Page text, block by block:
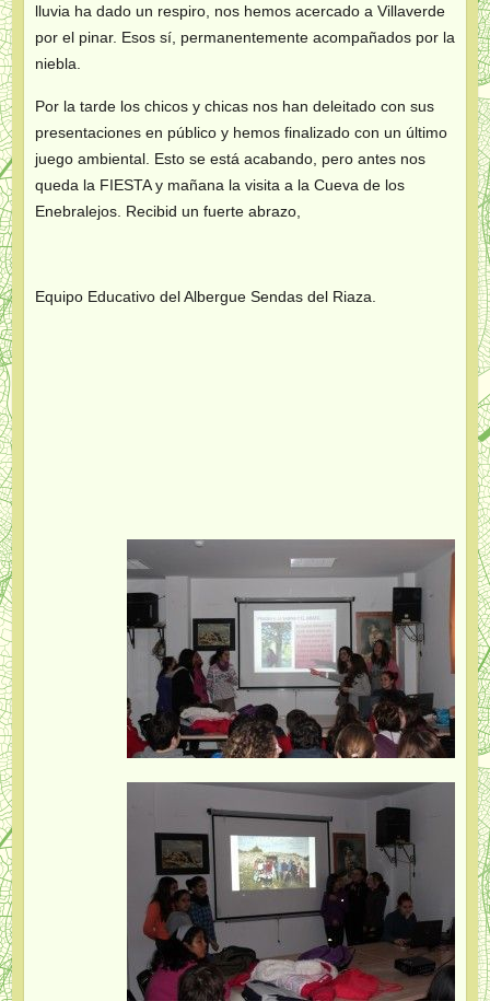
lluvia ha dado un respiro, nos hemos acercado a Villaverde
por el pinar. Esos sí, permanentemente acompañados por la
niebla.
Por la tarde los chicos y chicas nos han deleitado con sus
presentaciones en público y hemos finalizado con un último
juego ambiental. Esto se está acabando, pero antes nos
queda la FIESTA y mañana la visita a la Cueva de los
Enebralejos. Recibid un fuerte abrazo,
Equipo Educativo del Albergue Sendas del Riaza.